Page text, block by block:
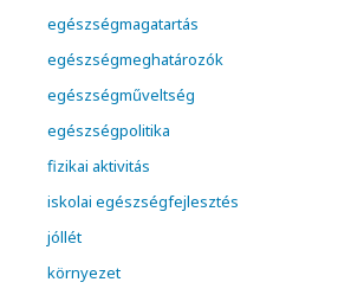
egészségmagatartás
egészségmeghatározók
egészségműveltség
egészségpolitika
fizikai aktivitás
iskolai egészségfejlesztés
jóllét
környezet